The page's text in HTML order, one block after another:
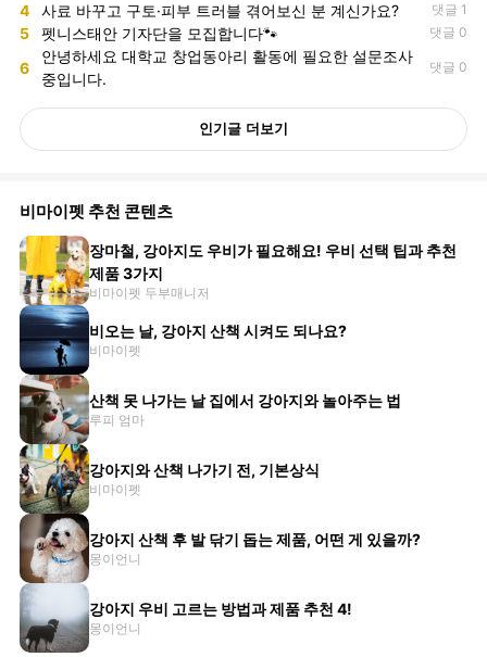
4 사료 바꾸고 구토·피부 트러블 겪어보신 분 계신가요? 댓글 1
5 펫니스태안 기자단을 모집합니다🐾 댓글 0
6
안녕하세요 대학교 창업동아리 활동에 필요한 설문조사
중입니다.
댓글 0
인기글 더보기
비마이펫 추천 콘텐츠
장마철, 강아지도 우비가 필요해요! 우비 선택 팁과 추천
제품 3가지
비마이펫 두부매니저
비오는 날, 강아지 산책 시켜도 되나요?
비마이펫
산책 못 나가는 날 집에서 강아지와 놀아주는 법
루피 엄마
강아지와 산책 나가기 전, 기본상식
비마이펫
강아지 산책 후 발 닦기 돕는 제품, 어떤 게 있을까?
몽이언니
강아지 우비 고르는 방법과 제품 추천 4!
몽이언니